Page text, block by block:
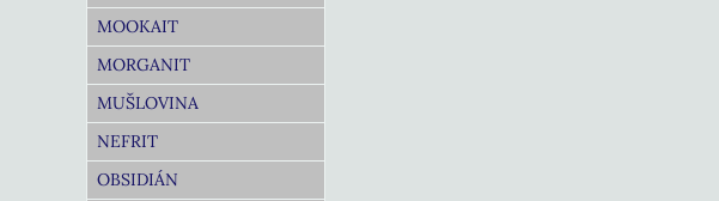
MOOKAIT
MORGANIT
MUŠLOVINA
NEFRIT
OBSIDIÁN